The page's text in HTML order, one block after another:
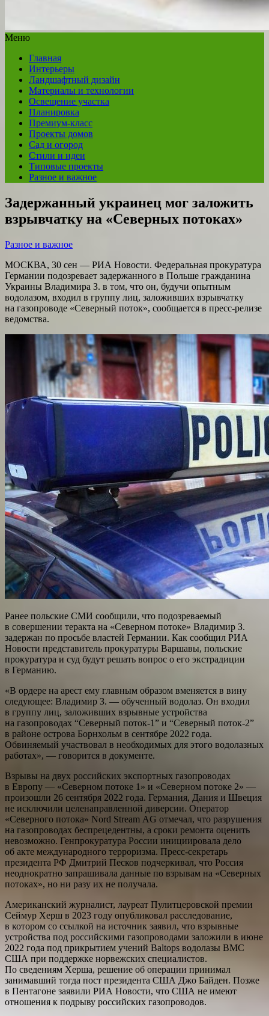
Меню
Главная
Интерьеры
Ландшафтный дизайн
Материалы и технологии
Освещение участка
Планировка
Премиум-класс
Проекты домов
Сад и огород
Стили и идеи
Типовые проекты
Разное и важное
Задержанный украинец мог заложить
взрывчатку на «Северных потоках»
Разное и важное
МОСКВА, 30 сен — РИА Новости. Федеральная прокуратура
Германии подозревает задержанного в Польше гражданина
Украины Владимира З. в том, что он, будучи опытным
водолазом, входил в группу лиц, заложивших взрывчатку
на газопроводе «Северный поток», сообщается в пресс-релизе
ведомства.
Ранее польские СМИ сообщили, что подозреваемый
в совершении теракта на «Северном потоке» Владимир З.
задержан по просьбе властей Германии. Как сообщил РИА
Новости представитель прокуратуры Варшавы, польские
прокуратура и суд будут решать вопрос о его экстрадиции
в Германию.
«В ордере на арест ему главным образом вменяется в вину
следующее: Владимир З. — обученный водолаз. Он входил
в группу лиц, заложивших взрывные устройства
на газопроводах “Северный поток-1” и “Северный поток-2”
в районе острова Борнхольм в сентябре 2022 года.
Обвиняемый участвовал в необходимых для этого водолазных
работах», — говорится в документе.
Взрывы на двух российских экспортных газопроводах
в Европу — «Северном потоке 1» и «Северном потоке 2» —
произошли 26 сентября 2022 года. Германия, Дания и Швеция
не исключили целенаправленной диверсии. Оператор
«Северного потока» Nord Stream AG отмечал, что разрушения
на газопроводах беспрецедентны, а сроки ремонта оценить
невозможно. Генпрокуратура России инициировала дело
об акте международного терроризма. Пресс-секретарь
президента РФ Дмитрий Песков подчеркивал, что Россия
неоднократно запрашивала данные по взрывам на «Северных
потоках», но ни разу их не получала.
Американский журналист, лауреат Пулитцеровской премии
Сеймур Херш в 2023 году опубликовал расследование,
в котором со ссылкой на источник заявил, что взрывные
устройства под российскими газопроводами заложили в июне
2022 года под прикрытием учений Baltops водолазы ВМС
США при поддержке норвежских специалистов.
По сведениям Херша, решение об операции принимал
занимавший тогда пост президента США Джо Байден. Позже
в Пентагоне заявили РИА Новости, что США не имеют
отношения к подрыву российских газопроводов.